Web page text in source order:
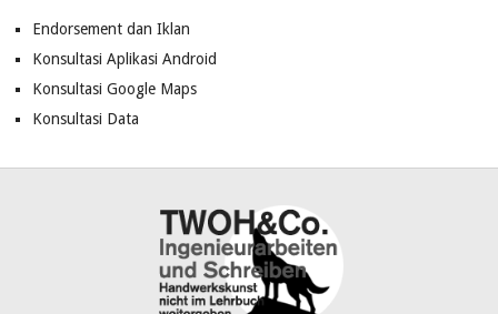
Endorsement dan Iklan
Konsultasi Aplikasi Android
Konsultasi Google Maps
Konsultasi Data